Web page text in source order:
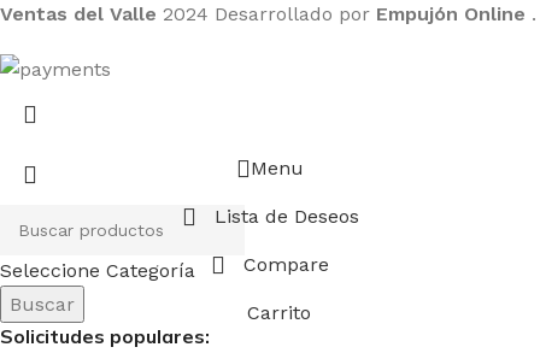
Ventas del Valle 2024 Desarrollado por Empujón Online .
Seleccione Categoría
Buscar
Solicitudes populares:
Menu
Lista de Deseos
Compare
Carrito